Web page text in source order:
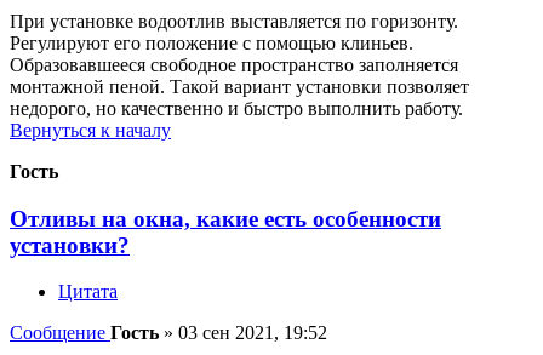
При установке водоотлив выставляется по горизонту.
Регулируют его положение с помощью клиньев.
Образовавшееся свободное пространство заполняется
монтажной пеной. Такой вариант установки позволяет
недорого, но качественно и быстро выполнить работу.
Вернуться к началу
Гость
Отливы на окна, какие есть особенности
установки?
Цитата
Сообщение Гость » 03 сен 2021, 19:52